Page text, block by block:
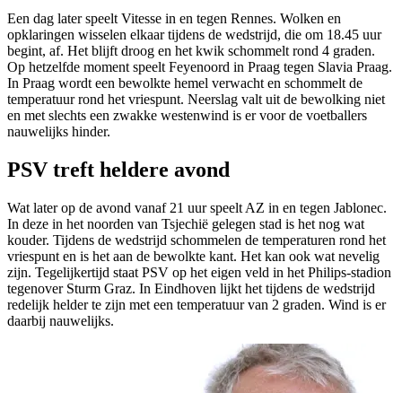
Een dag later speelt Vitesse in en tegen Rennes. Wolken en
opklaringen wisselen elkaar tijdens de wedstrijd, die om 18.45 uur
begint, af. Het blijft droog en het kwik schommelt rond 4 graden.
Op hetzelfde moment speelt Feyenoord in Praag tegen Slavia Praag.
In Praag wordt een bewolkte hemel verwacht en schommelt de
temperatuur rond het vriespunt. Neerslag valt uit de bewolking niet
en met slechts een zwakke westenwind is er voor de voetballers
nauwelijks hinder.
PSV treft heldere avond
Wat later op de avond vanaf 21 uur speelt AZ in en tegen Jablonec.
In deze in het noorden van Tsjechië gelegen stad is het nog wat
kouder. Tijdens de wedstrijd schommelen de temperaturen rond het
vriespunt en is het aan de bewolkte kant. Het kan ook wat nevelig
zijn. Tegelijkertijd staat PSV op het eigen veld in het Philips-stadion
tegenover Sturm Graz. In Eindhoven lijkt het tijdens de wedstrijd
redelijk helder te zijn met een temperatuur van 2 graden. Wind is er
daarbij nauwelijks.